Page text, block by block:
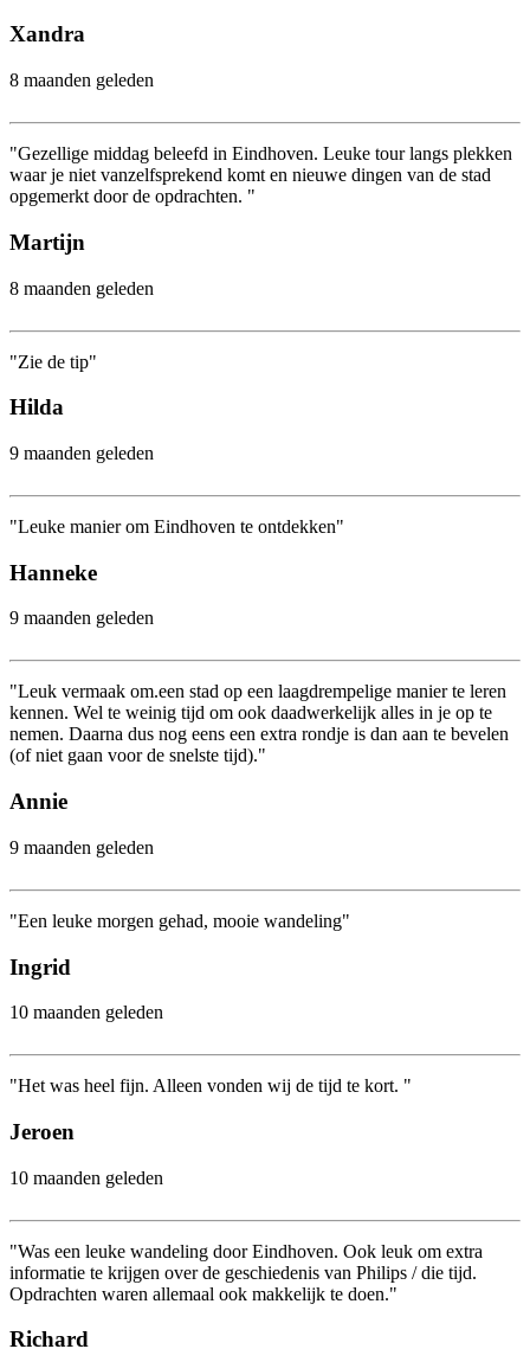
Xandra
8 maanden geleden
"Gezellige middag beleefd in Eindhoven. Leuke tour langs plekken
waar je niet vanzelfsprekend komt en nieuwe dingen van de stad
opgemerkt door de opdrachten. "
Martijn
8 maanden geleden
"Zie de tip"
Hilda
9 maanden geleden
"Leuke manier om Eindhoven te ontdekken"
Hanneke
9 maanden geleden
"Leuk vermaak om.een stad op een laagdrempelige manier te leren
kennen. Wel te weinig tijd om ook daadwerkelijk alles in je op te
nemen. Daarna dus nog eens een extra rondje is dan aan te bevelen
(of niet gaan voor de snelste tijd)."
Annie
9 maanden geleden
"Een leuke morgen gehad, mooie wandeling"
Ingrid
10 maanden geleden
"Het was heel fijn. Alleen vonden wij de tijd te kort. "
Jeroen
10 maanden geleden
"Was een leuke wandeling door Eindhoven. Ook leuk om extra
informatie te krijgen over de geschiedenis van Philips / die tijd.
Opdrachten waren allemaal ook makkelijk te doen."
Richard